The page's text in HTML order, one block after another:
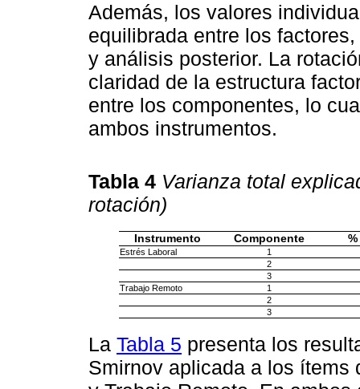
Además, los valores
equilibrada entre los
y análisis posterior. La
claridad de la estructura
entre los componentes, lo
ambos instrumentos.
Tabla 4 Varianza total
rotación)
Instrumento Componente
Estrés Laboral
1
2
3
Trabajo Remoto
1
2
3
La Tabla 5 presenta los
Smirnov aplicada a los ítems